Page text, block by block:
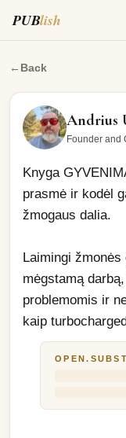
PUBlish
Knyga
← Back
Andrius
Founder and
Knyga
prasmė ir kodėl
žmogaus dalia.
Laimingi
mėgstamą
problemomis ir
kaip